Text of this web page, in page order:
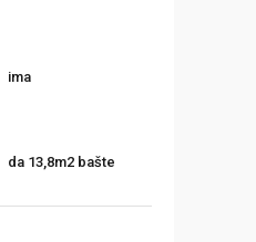
ima
da 13,8m2 bašte